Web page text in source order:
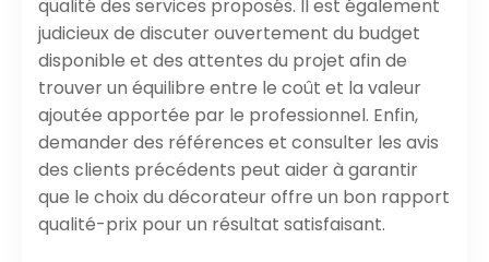
qualité des services proposés. Il est également
judicieux de discuter ouvertement du budget
disponible et des attentes du projet afin de
trouver un équilibre entre le coût et la valeur
ajoutée apportée par le professionnel. Enfin,
demander des références et consulter les avis
des clients précédents peut aider à garantir
que le choix du décorateur offre un bon rapport
qualité-prix pour un résultat satisfaisant.